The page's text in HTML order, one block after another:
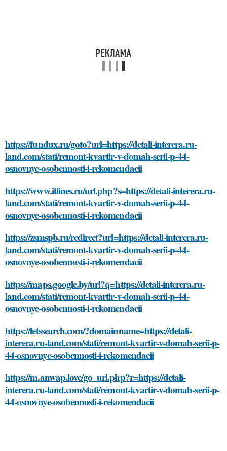
https://fundux.ru/goto?url=https://detali-interera.ru-
land.com/stati/remont-kvartir-v-domah-serii-p-44-
osnovnye-osobennosti-i-rekomendacii
https://www.itlines.ru/url.php?s=https://detali-interera.ru-
land.com/stati/remont-kvartir-v-domah-serii-p-44-
osnovnye-osobennosti-i-rekomendacii
https://zsmspb.ru/redirect?url=https://detali-interera.ru-
land.com/stati/remont-kvartir-v-domah-serii-p-44-
osnovnye-osobennosti-i-rekomendacii
https://maps.google.by/url?q=https://detali-interera.ru-
land.com/stati/remont-kvartir-v-domah-serii-p-44-
osnovnye-osobennosti-i-rekomendacii
https://letssearch.com/?domainname=https://detali-
interera.ru-land.com/stati/remont-kvartir-v-domah-serii-p-
44-osnovnye-osobennosti-i-rekomendacii
https://m.anwap.love/go_url.php?r=https://detali-
interera.ru-land.com/stati/remont-kvartir-v-domah-serii-p-
44-osnovnye-osobennosti-i-rekomendacii